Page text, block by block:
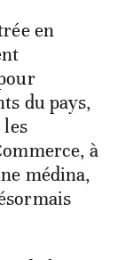
en
du pays,
à
médina,